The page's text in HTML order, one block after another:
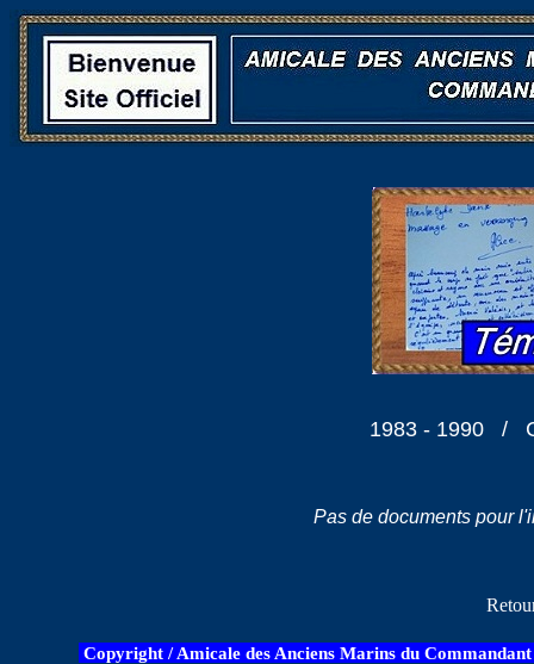
1983 - 1990 /
Pas de documents pour
Copyright / Amicale des Anciens Marins du